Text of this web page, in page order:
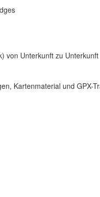
von Unterkunft zu Unterkunft
Kartenmaterial und GPX-